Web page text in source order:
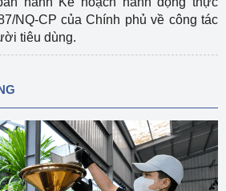
NQ-CP của Chính phủ về công tác
tiêu dùng.